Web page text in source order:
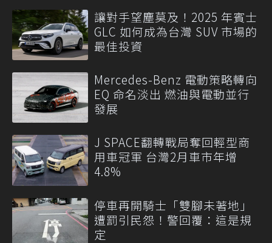
讓對手望塵莫及！2025 年賓士
GLC 如何成為台灣 SUV 市場的
最佳投資
Mercedes-Benz 電動策略轉向
EQ 命名淡出 燃油與電動並行
發展
J SPACE翻轉戰局奪回輕型商
用車冠軍 台灣2月車市年增
4.8%
停車再開騎士「雙腳未著地」
遭罰引民怨！警回覆：這是規
定